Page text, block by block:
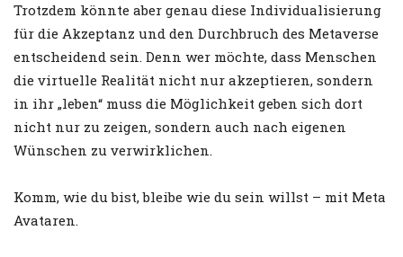
Trotzdem könnte aber genau diese Individualisierung
für die Akzeptanz und den Durchbruch des Metaverse
entscheidend sein. Denn wer möchte, dass Menschen
die virtuelle Realität nicht nur akzeptieren, sondern
in ihr „leben“ muss die Möglichkeit geben sich dort
nicht nur zu zeigen, sondern auch nach eigenen
Wünschen zu verwirklichen.
Komm, wie du bist, bleibe wie du sein willst – mit Meta
Avataren.